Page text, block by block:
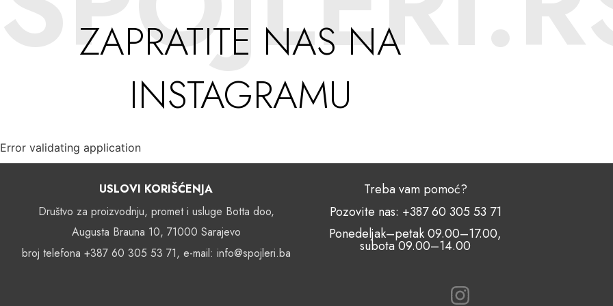
ZAPRATITE NAS NA
INSTAGRAMU
Error validating application
USLOVI KORIŠĆENJA
Društvo za proizvodnju, promet i usluge Botta doo,
Augusta Brauna 10, 71000 Sarajevo
broj telefona +387 60 305 53 71, e-mail: info@spojleri.ba
Treba vam pomoć?
Pozovite nas: +387 60 305 53 71
Ponedeljak–petak 09.00–17.00,
subota 09.00–14.00